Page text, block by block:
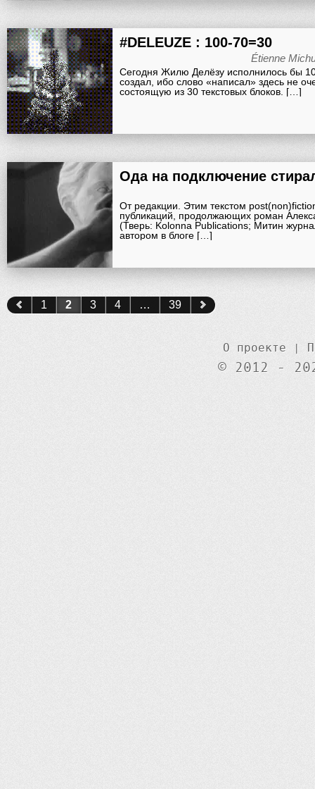
#DELEUZE : 100-70=30
Étienne
Сегодня Жилю Делёзу исполнилось бы
создал, ибо слово «написал» здесь не
состоящую из 30 текстовых блоков. […]
Ода на подключение
От редакции. Этим текстом
публикаций, продолжающих роман
(Тверь: Kolonna Publications; Митин
автором в блоге […]
1 2 3 4 … 39
О проекте |
© 2012 -